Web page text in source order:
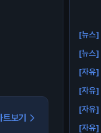
트보기
[뉴스]
[뉴스]
[자유]
[자유]
[자유]
[자유]